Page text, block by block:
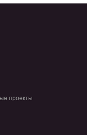
проекты